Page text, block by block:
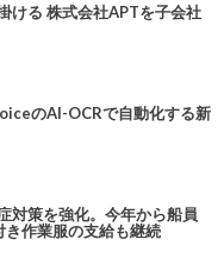
ける 株式会社APTを子会社
のAI-OCRで自動化する新
対策を強化。今年から船員
作業服の支給も継続